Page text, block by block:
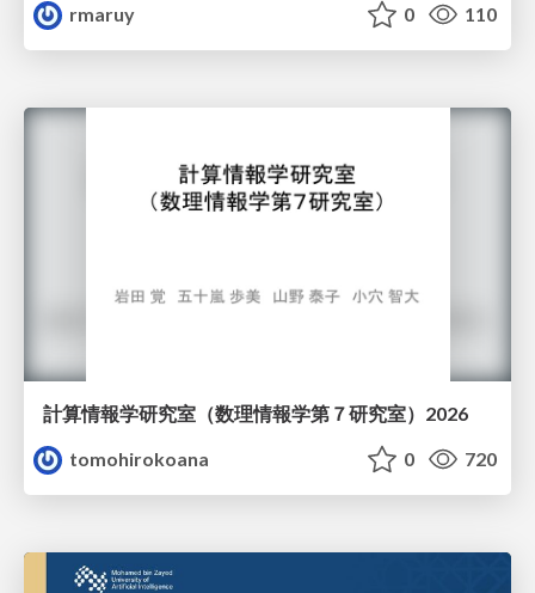
rmaruy
0 110
計算情報学研究室 （数理情報学第７研究室）2026
tomohirokoana
0 720